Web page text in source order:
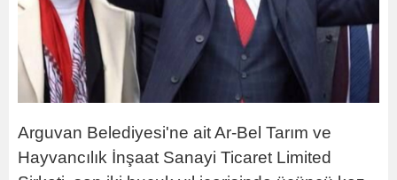
Arguvan Belediyesi'ne ait Ar-Bel Tarım ve
Hayvancılık İnşaat Sanayi Ticaret Limited